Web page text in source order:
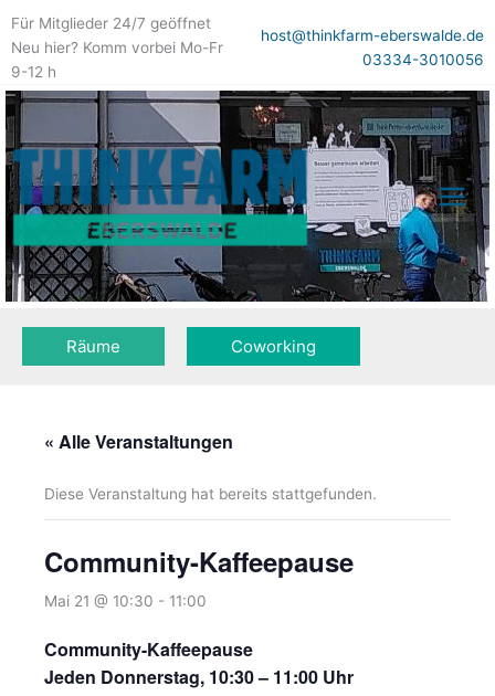
Für Mitglieder 24/7 geöffnet
Neu hier? Komm vorbei Mo-Fr
9-12 h
host@thinkfarm-eberswalde.de
03334-3010056
Räume Coworking
« Alle Veranstaltungen
Diese Veranstaltung hat bereits stattgefunden.
Community-Kaffeepause
Mai 21 @ 10:30 - 11:00
Community-Kaffeepause
Jeden Donnerstag, 10:30 – 11:00 Uhr